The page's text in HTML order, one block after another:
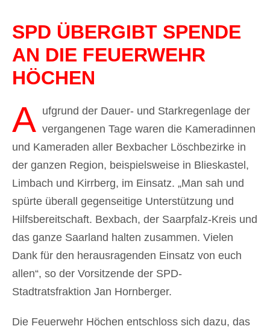
SPD ÜBERGIBT SPENDE
AN DIE FEUERWEHR
HÖCHEN
A ufgrund der Dauer- und Starkregenlage der
vergangenen Tage waren die Kameradinnen
und Kameraden aller Bexbacher Löschbezirke in
der ganzen Region, beispielsweise in Blieskastel,
Limbach und Kirrberg, im Einsatz. „Man sah und
spürte überall gegenseitige Unterstützung und
Hilfsbereitschaft. Bexbach, der Saarpfalz-Kreis und
das ganze Saarland halten zusammen. Vielen
Dank für den herausragenden Einsatz von euch
allen“, so der Vorsitzende der SPD-
Stadtratsfraktion Jan Hornberger.
Die Feuerwehr Höchen entschloss sich dazu, das